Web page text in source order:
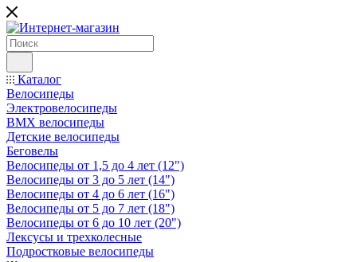
Каталог
Велосипеды
Электровелосипеды
BMX велосипеды
Детские велосипеды
Беговелы
Велосипеды от 1,5 до 4 лет (12")
Велосипеды от 3 до 5 лет (14")
Велосипеды от 4 до 6 лет (16")
Велосипеды от 5 до 7 лет (18")
Велосипеды от 6 до 10 лет (20")
Лексусы и трехколесные
Подростковые велосипеды